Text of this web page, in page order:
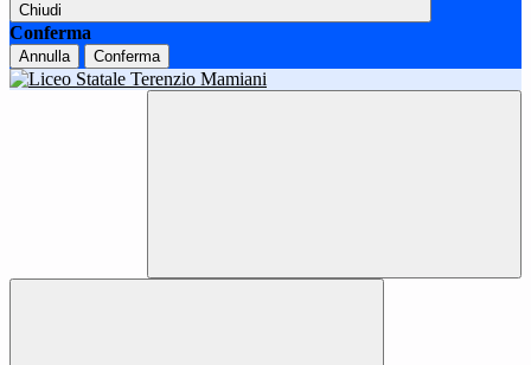
Chiudi
Conferma
Annulla Conferma